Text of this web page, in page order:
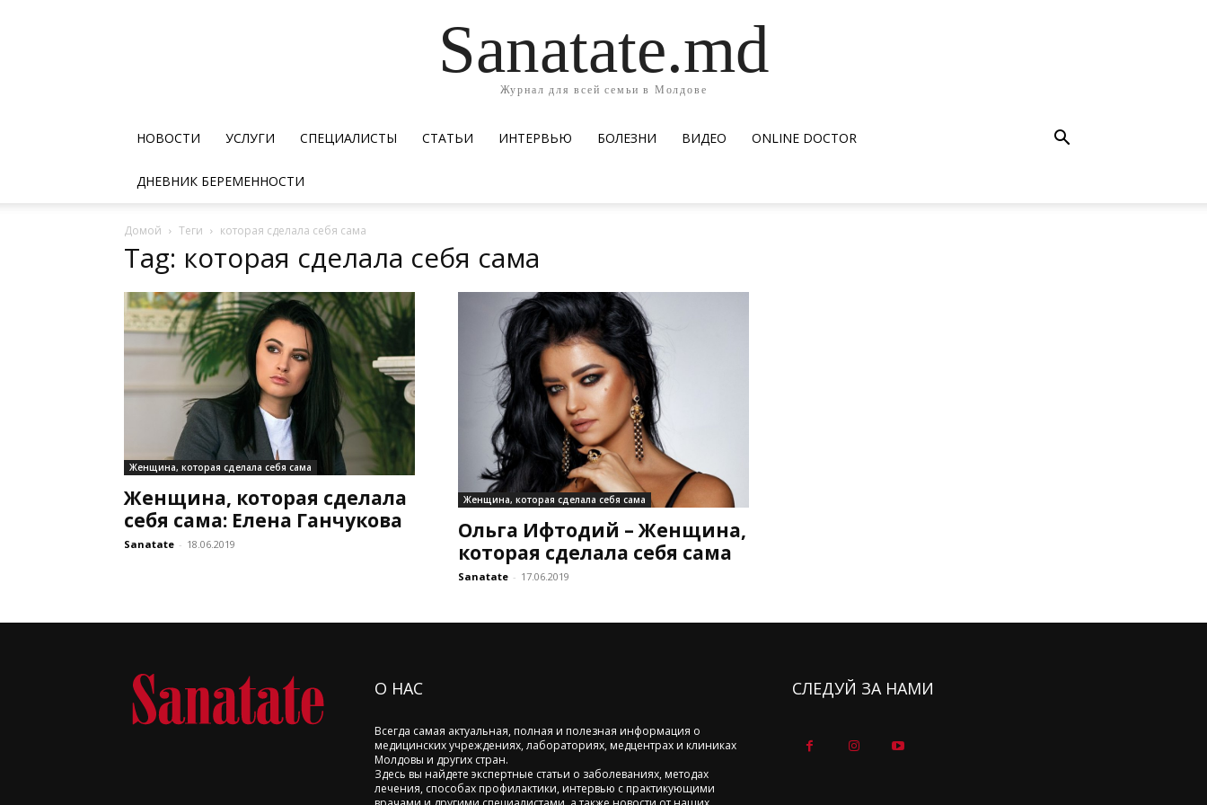
Sanatate.md
Журнал для всей семьи в Молдове
НОВОСТИ УСЛУГИ СПЕЦИАЛИСТЫ СТАТЬИ ИНТЕРВЬЮ БОЛЕЗНИ ВИДЕО ОNLINE DOCTOR
ДНЕВНИК БЕРЕМЕННОСТИ
Домой Теги которая сделала себя сама
Tag: которая сделала себя сама
Женщина, которая сделала себя сама
Женщина, которая сделала
себя сама: Елена Ганчукова
Sanatate - 18.06.2019
Женщина, которая сделала себя сама
Ольга Ифтодий – Женщина,
которая сделала себя сама
Sanatate - 17.06.2019
О НАС
Всегда самая актуальная, полная и полезная информация о
медицинских учреждениях, лабораториях, медцентрах и клиниках
Молдовы и других стран.
Здесь вы найдете экспертные статьи о заболеваниях, методах
лечения, способах профилактики, интервью с практикующими
СЛЕДУЙ ЗА НАМИ